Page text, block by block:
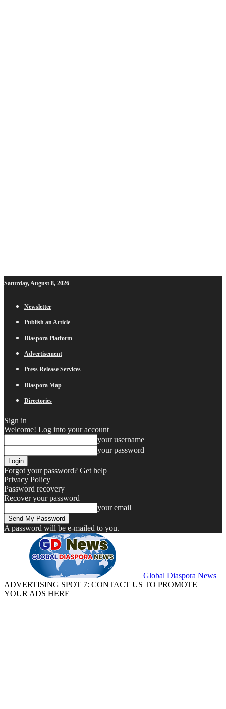
Saturday, August 8, 2026
Newsletter
Publish an Article
Diaspora Platform
Advertisement
Press Release Services
Diaspora Map
Directories
Sign in
Welcome! Log into your account
your username
your password
Forgot your password? Get help
Privacy Policy
Password recovery
Recover your password
your email
A password will be e-mailed to you.
Global Diaspora News
ADVERTISING SPOT 7: CONTACT US TO PROMOTE
YOUR ADS HERE